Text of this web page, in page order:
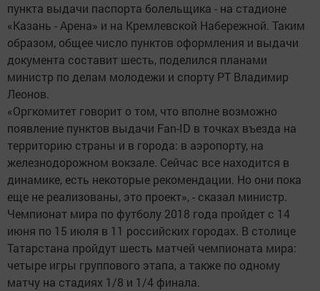
пункта выдачи паспорта болельщика - на стадионе
«Казань - Арена» и на Кремлевской Набережной. Таким
образом, общее число пунктов оформления и выдачи
документа составит шесть, поделился планами
министр по делам молодежи и спорту РТ Владимир
Леонов.
«Оргкомитет говорит о том, что вполне возможно
появление пунктов выдачи Fan-ID в точках въезда на
территорию страны и в города: в аэропорту, на
железнодорожном вокзале. Сейчас все находится в
динамике, есть некоторые рекомендации. Но они пока
еще не реализованы, это проект», - сказал министр.
Чемпионат мира по футболу 2018 года пройдет с 14
июня по 15 июля в 11 российских городах. В столице
Татарстана пройдут шесть матчей чемпионата мира:
четыре игры группового этапа, а также по одному
матчу на стадиях 1/8 и 1/4 финала.